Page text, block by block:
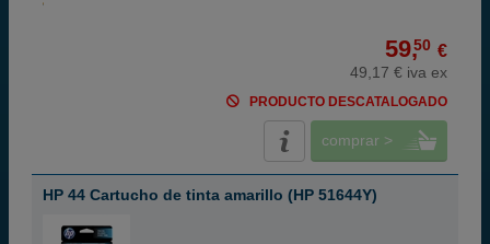
59,50 €
49,17 € iva ex
PRODUCTO DESCATALOGADO
comprar >
HP 44 Cartucho de tinta amarillo (HP 51644Y)